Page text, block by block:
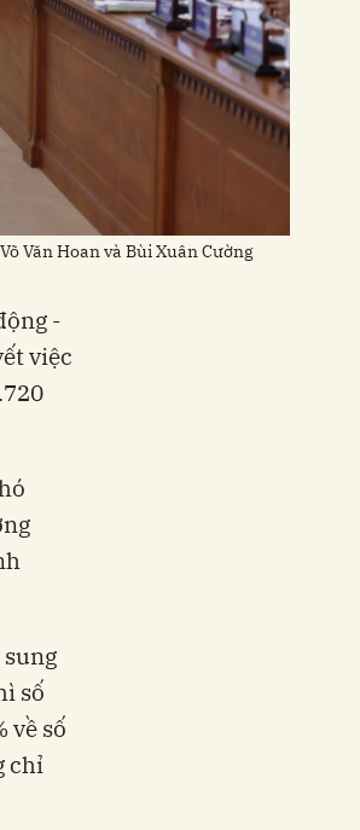
Văn Hoan và Bùi Xuân Cường
-
việc
số
về số
chỉ